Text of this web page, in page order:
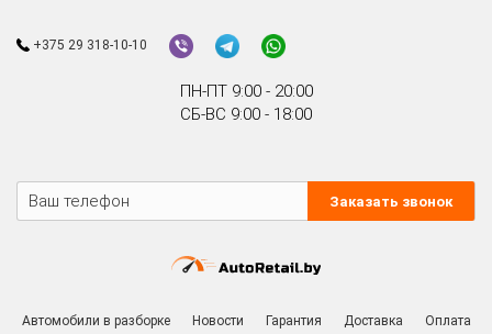
+375 29 318-10-10
ПН-ПТ 9:00 - 20:00
СБ-ВС 9:00 - 18:00
Заказать звонок
Автомобили в разборке Новости Гарантия Доставка Оплата